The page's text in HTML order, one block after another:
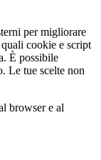
per migliorare
cookie e script
È possibile
Le tue scelte non
browser e al